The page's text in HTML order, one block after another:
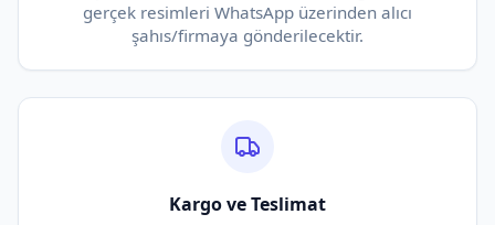
gerçek resimleri WhatsApp üzerinden alıcı
şahıs/firmaya gönderilecektir.
Kargo ve Teslimat